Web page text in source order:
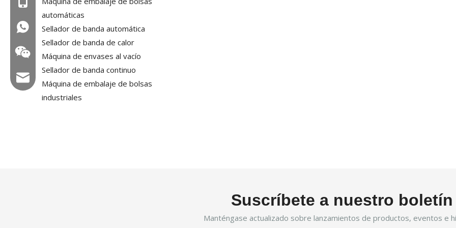
automáticas
Sellador de banda automática
Sellador de banda de calor
Máquina de envases al vacío
Sellador de banda continuo
Máquina de embalaje de bolsas
industriales
Suscríbete a nuestro boletín
Manténgase actualizado sobre lanzamientos de productos, eventos e
WA: 0086 18858715170